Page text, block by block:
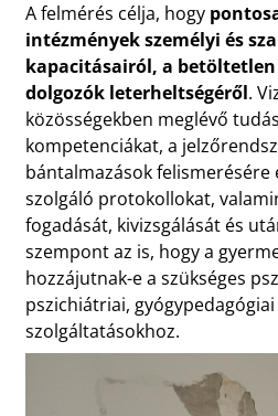
A felmérés célja, hogy
intézmények személyi és
kapacitásairól, a
dolgozók leterheltségéről.
közösségekben meglévő
kompetenciákat, a
bántalmazások felismerésére
szolgáló protokollokat,
fogadását, kivizsgálását és
szempont az is, hogy a
hozzájutnak-e a szükséges
pszichiátriai,
szolgáltatásokhoz.